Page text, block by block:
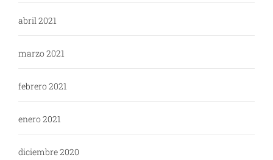
abril 2021
marzo 2021
febrero 2021
enero 2021
diciembre 2020